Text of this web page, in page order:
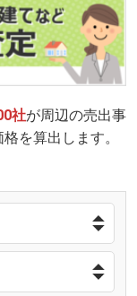
社が周辺の売出事
を算出します。